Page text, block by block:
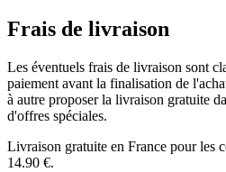
Frais de livraison
Les éventuels frais de livraison sont
paiement avant la finalisation de
à autre proposer la livraison gratuite
d'offres spéciales.
Livraison gratuite en France pour les
14.90 €.